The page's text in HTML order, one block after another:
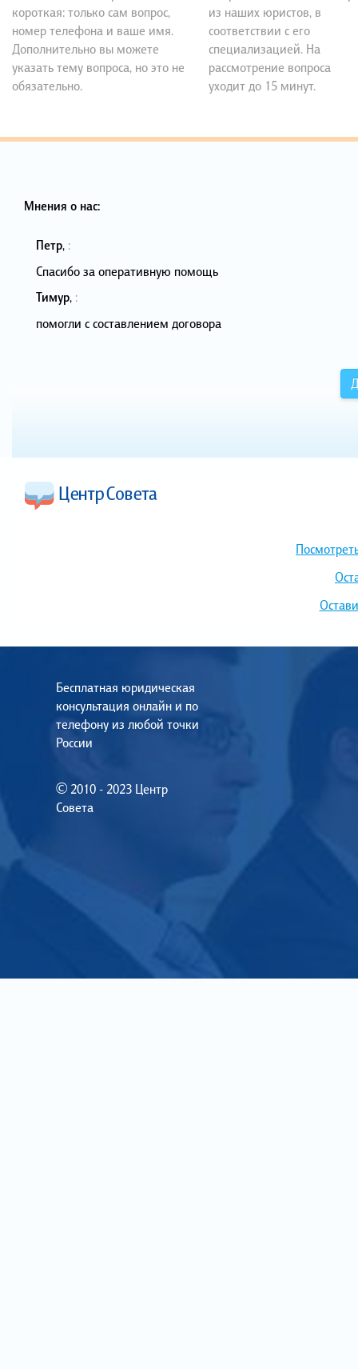
короткая: только сам вопрос,
номер телефона и ваше имя.
Дополнительно вы можете
указать тему вопроса, но это не
обязательно.
из наших юристов, в
соответствии с его
специализацией. На
рассмотрение вопроса
уходит до 15 минут.
Мнения о нас:
Петр, :
Спасибо за оперативную помощь
Тимур, :
помогли с составлением договора
Бесплатная юридическая
консультация онлайн и по
телефону из любой точки
России
© 2010 - 2023 Центр
Совета